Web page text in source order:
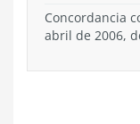
Concordancia
abril de 2006,